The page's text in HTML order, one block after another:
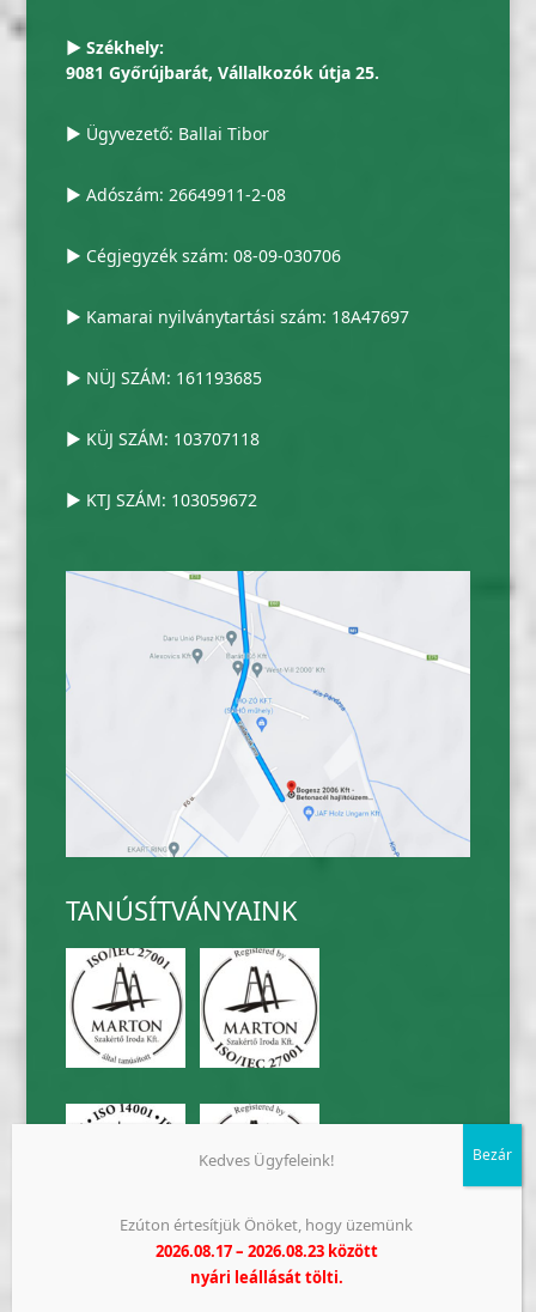
▶ Székhely:
9081 Győrújbarát, Vállalkozók útja 25.
▶ Ügyvezető: Ballai Tibor
▶ Adószám: 26649911-2-08
▶ Cégjegyzék szám: 08-09-030706
▶ Kamarai nyilványtartási szám: 18A47697
▶ NÜJ SZÁM: 161193685
▶ KÜJ SZÁM: 103707118
▶ KTJ SZÁM: 103059672
TANÚSÍTVÁNYAINK
Kedves Ügyfeleink!
Ezúton értesítjük Önöket, hogy üzemünk
2026.08.17 – 2026.08.23 között
nyári leállását tölti.